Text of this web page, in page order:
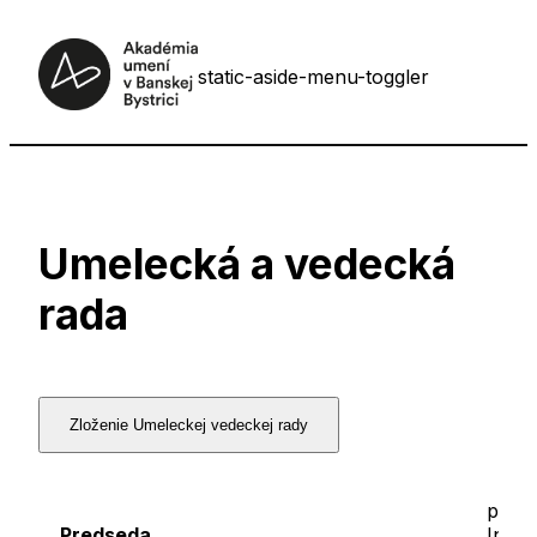
static-aside-menu-toggler
Umelecká a vedecká
rada
Zloženie Umeleckej vedeckej rady
prof.